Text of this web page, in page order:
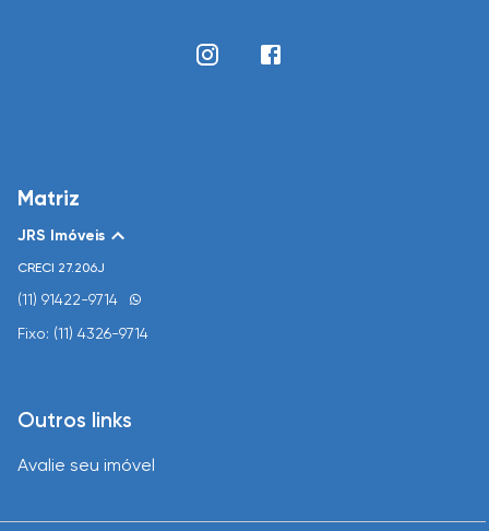
Matriz
JRS Imóveis
CRECI 27.206J
(11) 91422-9714
Fixo: (11) 4326-9714
Outros links
Avalie seu imóvel